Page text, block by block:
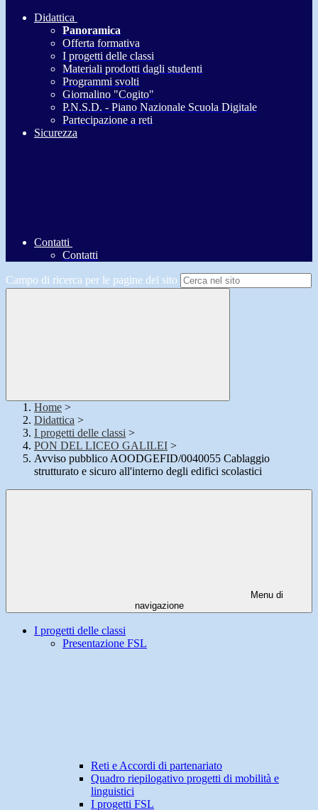
Didattica
Panoramica
Offerta formativa
I progetti delle classi
Materiali prodotti dagli studenti
Programmi svolti
Giornalino "Cogito"
P.N.S.D. - Piano Nazionale Scuola Digitale
Partecipazione a reti
Sicurezza
Contatti
Contatti
Campo di ricerca per le pagine del sito
Home >
Didattica >
I progetti delle classi >
PON DEL LICEO GALILEI >
Avviso pubblico AOODGEFID/0040055 Cablaggio
strutturato e sicuro all'interno degli edifici scolastici
Menu di
navigazione
I progetti delle classi
Presentazione FSL
Reti e Accordi di partenariato
Quadro riepilogativo progetti di mobilità e
linguistici
I progetti FSL